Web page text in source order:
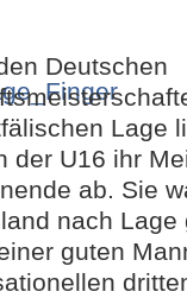
Deutschen
Lage
der U16 ihr
ab. Sie
nach
guten